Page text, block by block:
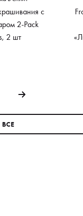
с
2-Pack
2 шт